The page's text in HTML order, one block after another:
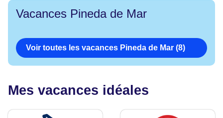
Vacances Pineda de Mar
Voir toutes les vacances Pineda de Mar (8)
Mes vacances idéales